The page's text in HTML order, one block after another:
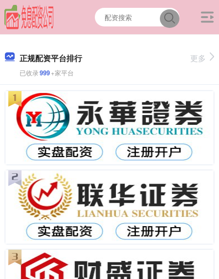
正规配资平台排行
已收录999+家平台
更多